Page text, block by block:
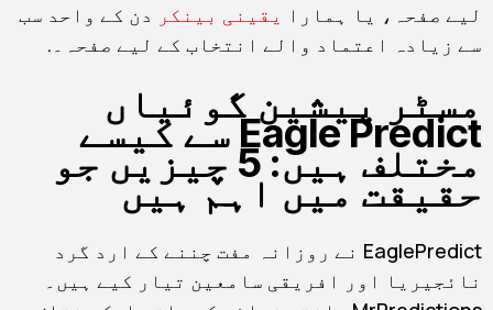
لیے صفحہ، یا ہمارا یقینی بینکر دن کے واحد سب
سے زیادہ اعتماد والے انتخاب کے لیے صفحہ۔.
مسٹر پیشین گوئیاں
Eagle Predict سے کیسے
مختلف ہیں: 5 چیزیں جو
حقیقت میں اہم ہیں
EaglePredict نے روزانہ مفت چننے کے ارد گرد
نائجیریا اور افریقی سامعین تیار کیے ہیں۔